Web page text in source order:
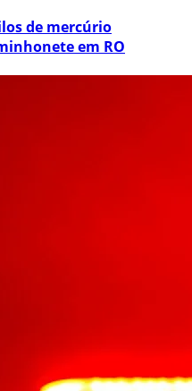
de mercúrio
em RO